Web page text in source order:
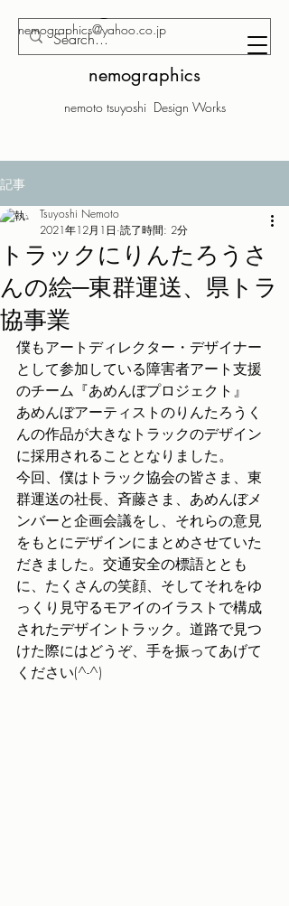
nemographics
nemoto tsuyoshi Design Works
nemographics@yahoo.co.jp
記事
トラックにりんたろうさ
んの絵─東群運送、県トラ
協事業
Tsuyoshi Nemoto
2021年12月1日 読了時間: 2分
僕もアートディレクター・デザイナー
として参加している障害者アート支援
のチーム『あめんぼプロジェクト』
あめんぼアーティストのりんたろうく
んの作品が大きなトラックのデザイン
に採用されることとなりました。
今回、僕はトラック協会の皆さま、東
群運送の社長、斉藤さま、あめんぼメ
ンバーと企画会議をし、それらの意見
をもとにデザインにまとめさせていた
だきました。交通安全の標語ととも
に、たくさんの笑顔、そしてそれをゆ
っくり見守るモアイのイラストで構成
されたデザイントラック。道路で見つ
けた際にはどうぞ、手を振ってあげて
ください(^-^)